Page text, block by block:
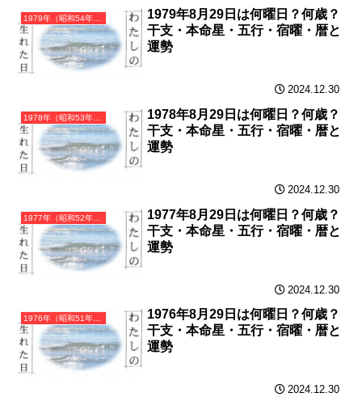
1979年（昭和54年）己未（つちのとひつじ）・未年（ひつじ年）カレンダー（月曜はじまり）
1979年8月29日は何曜日？何歳？
干支・本命星・五行・宿曜・暦と
運勢
2024.12.30
1978年（昭和53年）戊午（つちのえうま）・午年（うま年）カレンダー（月曜はじまり）
1978年8月29日は何曜日？何歳？
干支・本命星・五行・宿曜・暦と
運勢
2024.12.30
1977年（昭和52年）丁巳（ひのとみ）・巳年（へび年）カレンダー（月曜はじまり）
1977年8月29日は何曜日？何歳？
干支・本命星・五行・宿曜・暦と
運勢
2024.12.30
1976年（昭和51年）丙辰（ひのえたつ）・辰年（たつ年）カレンダー（月曜はじまり）
1976年8月29日は何曜日？何歳？
干支・本命星・五行・宿曜・暦と
運勢
2024.12.30